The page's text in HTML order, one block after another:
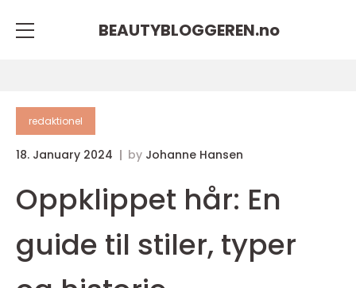
BEAUTYBLOGGEREN.no
redaktionel
18. January 2024 by Johanne Hansen
Oppklippet hår: En
guide til stiler, typer